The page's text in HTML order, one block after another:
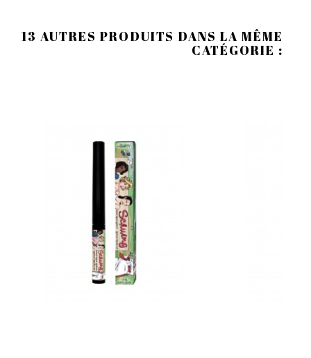
13 AUTRES PRODUITS DANS LA MÊME
CATÉGORIE :